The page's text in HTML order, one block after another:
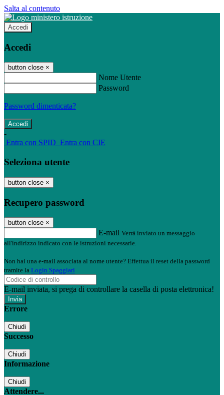
Salta al contenuto
Accedi
Accedi
button close ×
Nome Utente
Password
Password dimenticata?
-
Entra con SPID Entra con CIE
Seleziona utente
button close ×
Recupero password
button close ×
E-mail Verrà inviato un messaggio
all'indirizzo indicato con le istruzioni necessarie.
Non hai una e-mail associata al nome utente? Effettua il reset della password
tramite la Login Spaggiari
E-mail inviata, si prega di controllare la casella di posta elettronica!
Errore
Chiudi
Successo
Chiudi
Informazione
Chiudi
Attendere...